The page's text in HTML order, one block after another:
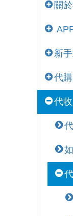
關
新
代
代